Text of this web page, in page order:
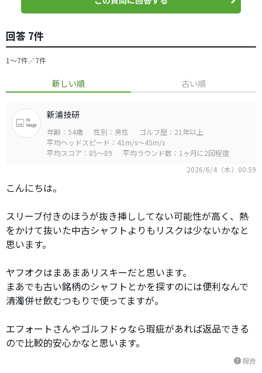
回答 7件
1〜7件／7件
新しい順 古い順
新浦技研
年齢：54歳 性別：男性
ゴルフ歴：21年以上
平均ヘッドスピード：41m/s～45m/s
平均スコア：85～89
平均ラウンド数：1ヶ月に2回程度
2026/6/4（木）00:59
こんにちは。
スリーブ付きのほうが抜き挿ししてない可能性が高く、熱
をかけて抜いた中古シャフトよりもリスクは少ないかなと
思います。
ヤフオクはまあまあリスキーだと思います。
まあでも古い銘柄のシャフトとかを探すのには便利なんで
清濁併せ飲むつもりで使ってますが。
エフォートさんやゴルフドゥなら瑕疵があれば返品できる
ので比較的安心かなと思います。
report報告